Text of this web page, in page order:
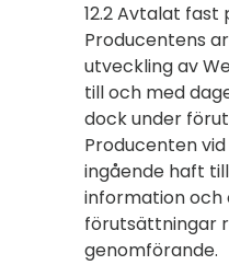
12.2 Avtalat
Producentens
utveckling av
till och med
dock under
Producenten
ingående haft
information och
förutsättningar
genomförande.